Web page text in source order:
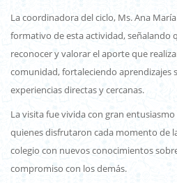
La coordinadora del ciclo, Ms. Ana
formativo de esta actividad, señalando
reconocer y valorar el aporte que
comunidad, fortaleciendo aprendizajes
experiencias directas y cercanas.
La visita fue vivida con gran
quienes disfrutaron cada momento de
colegio con nuevos conocimientos
compromiso con los demás.